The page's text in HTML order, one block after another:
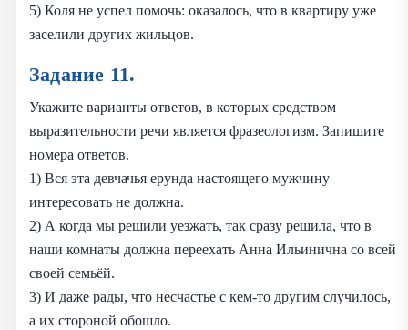
5) Коля не успел помочь: оказалось, что в квартиру уже
заселили других жильцов.
Задание 11.
Укажите варианты ответов, в которых средством
выразительности речи является фразеологизм. Запишите
номера ответов.
1) Вся эта девчачья ерунда настоящего мужчину
интересовать не должна.
2) А когда мы решили уезжать, так сразу решила, что в
наши комнаты должна переехать Анна Ильинична со всей
своей семьёй.
3) И даже рады, что несчастье с кем-то другим случилось,
а их стороной обошло.